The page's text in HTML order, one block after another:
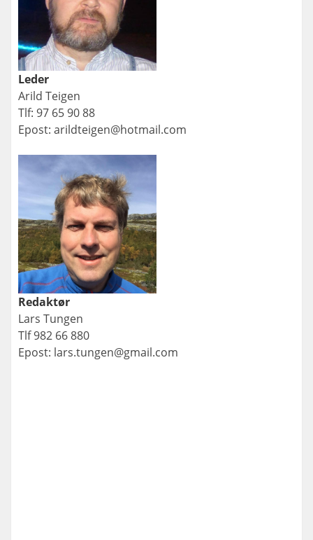
Leder
Arild Teigen
Tlf: 97 65 90 88
Epost: arildteigen@hotmail.com
Redaktør
Lars Tungen
Tlf 982 66 880
Epost: lars.tungen@gmail.com